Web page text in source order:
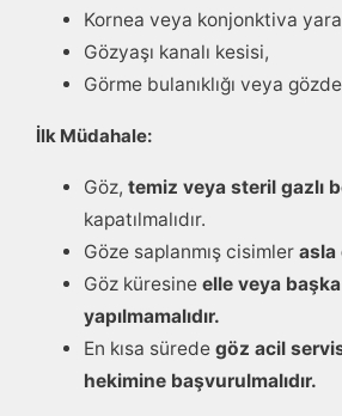
Kornea veya konjonktiva
Gözyaşı kanalı kesisi,
Görme bulanıklığı veya
İlk Müdahale:
Göz, temiz veya steril gazlı
kapatılmalıdır.
Göze saplanmış cisimler asla
Göz küresine elle veya
yapılmamalıdır.
En kısa sürede göz acil
hekimine başvurulmalıdır.